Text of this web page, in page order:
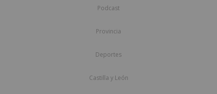
Podcast
Provincia
Deportes
Castilla y León